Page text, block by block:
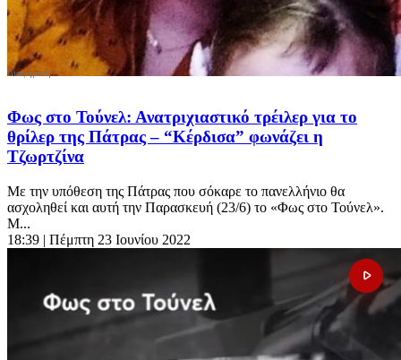
Φως στο Τούνελ: Ανατριχιαστικό τρέιλερ για το
θρίλερ της Πάτρας – “Κέρδισα” φωνάζει η
Τζωρτζίνα
Με την υπόθεση της Πάτρας που σόκαρε το πανελλήνιο θα
ασχοληθεί και αυτή την Παρασκευή (23/6) το «Φως στο Τούνελ».
Μ...
18:39 | Πέμπτη 23 Ιουνίου 2022